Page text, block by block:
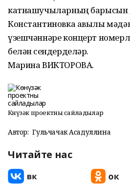
катнашучыларның барысын
Константиновка авылы
үзешчәннәре концерт
белән сөендерделәр.
Марина ВИКТОРОВА.
Көнүзәк проектны сайладылар
Автор: Гульчачак Асадуллина
Читайте нас